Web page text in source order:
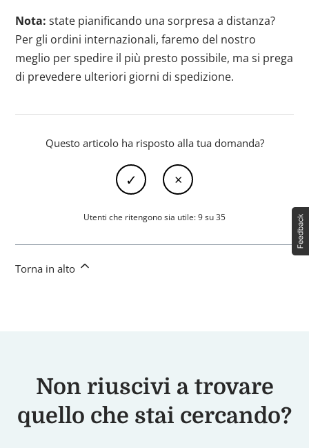
Nota: state pianificando una sorpresa a distanza?
Per gli ordini internazionali, faremo del nostro
meglio per spedire il più presto possibile, ma si prega
di prevedere ulteriori giorni di spedizione.
Questo articolo ha risposto alla tua domanda?
Utenti che ritengono sia utile: 9 su 35
Torna in alto
Non riuscivi a trovare
quello che stai cercando?